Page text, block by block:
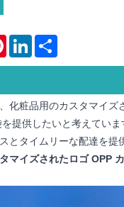
PinterestLinkedIn
化粧品用のカスタマイズ
提供したいと考えてい
とタイムリーな配達を提
マイズされたロゴ OPP